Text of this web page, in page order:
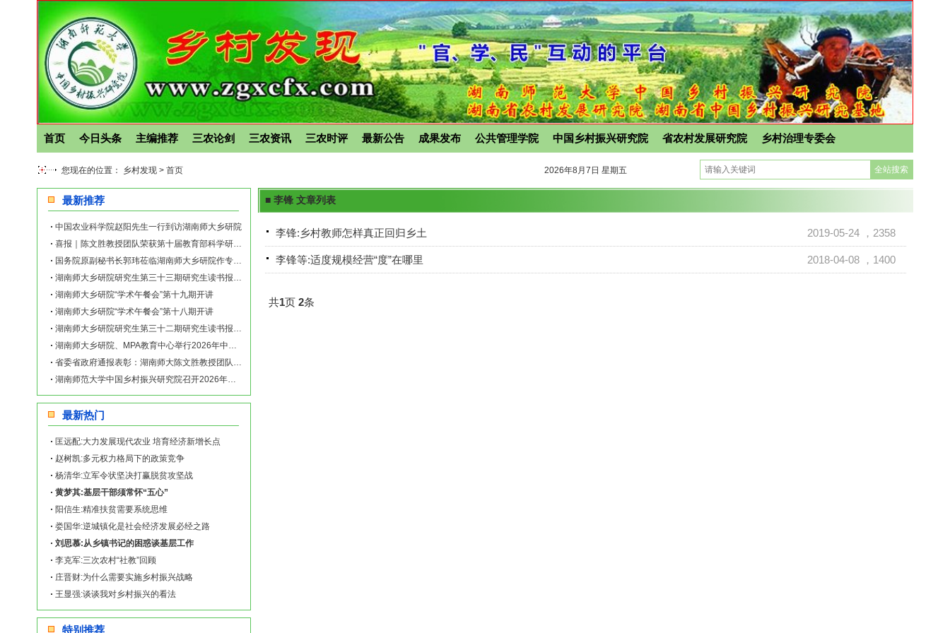
首页 今日头条 主编推荐 三农论剑 三农资讯 三农时评 最新公告 成果发布 公共管理学院 中国乡村振兴研究院 省农村发展研究院 乡村治理专委会
您现在的位置： 乡村发现 > 首页 2026年8月7日 星期五
最新推荐
中国农业科学院赵阳先生一行到访湖南师大乡研院
喜报｜陈文胜教授团队荣获第十届教育部科学研究优秀成果奖（人文社会科学）
国务院原副秘书长郭玮莅临湖南师大乡研院作专题讲座
湖南师大乡研院研究生第三十三期研究生读书报告会举行
湖南师大乡研院“学术午餐会”第十九期开讲
湖南师大乡研院“学术午餐会”第十八期开讲
湖南师大乡研院研究生第三十二期研究生读书报告会举行
湖南师大乡研院、MPA教育中心举行2026年中央一号文件学习座谈会
省委省政府通报表彰：湖南师大陈文胜教授团队成果荣获省社科优秀成果一等奖
湖南师范大学中国乡村振兴研究院召开2026年新春团拜会
最新热门
匡远配:大力发展现代农业 培育经济新增长点
赵树凯:多元权力格局下的政策竞争
杨清华:立军令状坚决打赢脱贫攻坚战
黄梦其:基层干部须常怀“五心”
阳信生:精准扶贫需要系统思维
娄国华:逆城镇化是社会经济发展必经之路
刘思慕:从乡镇书记的困惑谈基层工作
李克军:三次农村“社教”回顾
庄晋财:为什么需要实施乡村振兴战略
王显强:谈谈我对乡村振兴的看法
特别推荐
■ 李锋 文章列表
李锋:乡村教师怎样真正回归乡土 2019-05-24 ，2358
李锋等:适度规模经营“度”在哪里 2018-04-08 ，1400
共1页 2条